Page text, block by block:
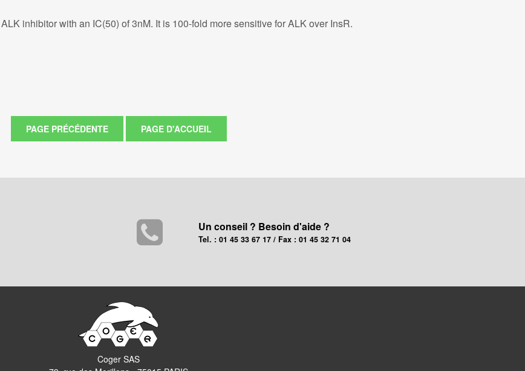
inhibitor with an IC(50) of 3nM. It is 100-fold more sensitive for ALK over InsR.
Un conseil ? Besoin d'aide ?
Tel. : 01 45 33 67 17 / Fax : 01 45 32 71 04
Coger SAS